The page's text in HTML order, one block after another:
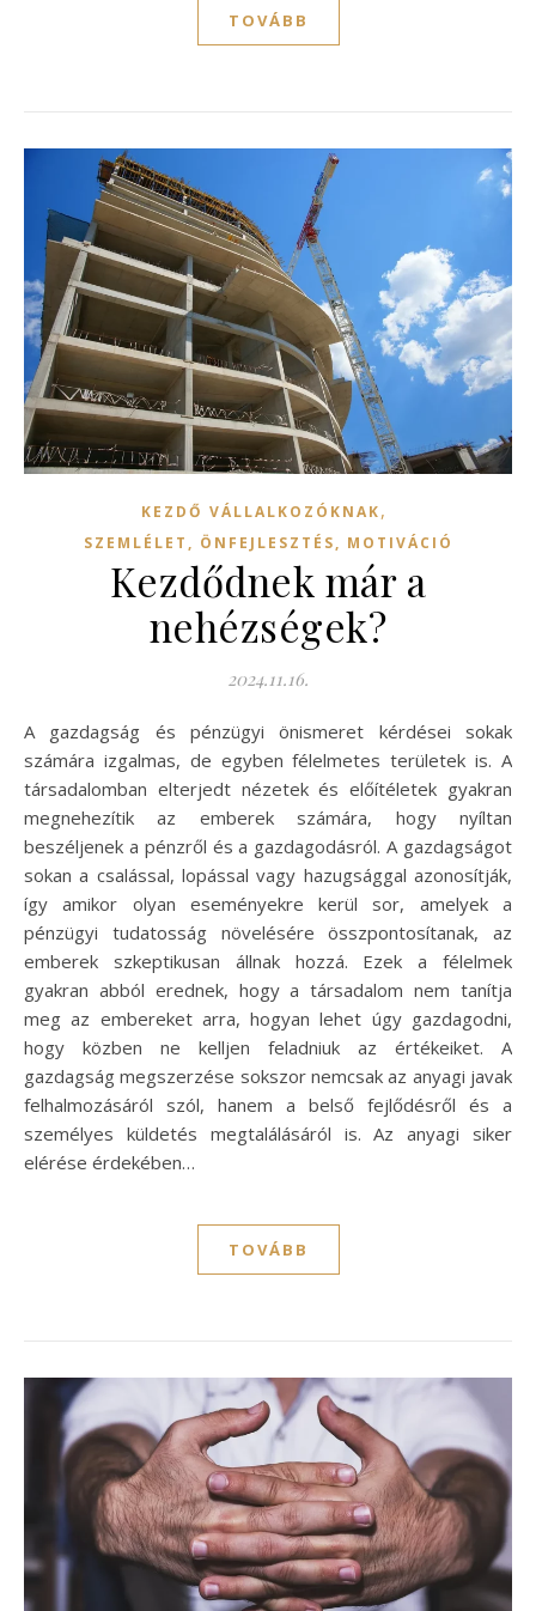
TOVÁBB
KEZDŐ VÁLLALKOZÓKNAK,
SZEMLÉLET, ÖNFEJLESZTÉS, MOTIVÁCIÓ
Kezdődnek már a
nehézségek?
2024.11.16.
A gazdagság és pénzügyi önismeret kérdései sokak
számára izgalmas, de egyben félelmetes területek is. A
társadalomban elterjedt nézetek és előítéletek gyakran
megnehezítik az emberek számára, hogy nyíltan
beszéljenek a pénzről és a gazdagodásról. A gazdagságot
sokan a csalással, lopással vagy hazugsággal azonosítják,
így amikor olyan eseményekre kerül sor, amelyek a
pénzügyi tudatosság növelésére összpontosítanak, az
emberek szkeptikusan állnak hozzá. Ezek a félelmek
gyakran abból erednek, hogy a társadalom nem tanítja
meg az embereket arra, hogyan lehet úgy gazdagodni,
hogy közben ne kelljen feladniuk az értékeiket. A
gazdagság megszerzése sokszor nemcsak az anyagi javak
felhalmozásáról szól, hanem a belső fejlődésről és a
személyes küldetés megtalálásáról is. Az anyagi siker
elérése érdekében…
TOVÁBB